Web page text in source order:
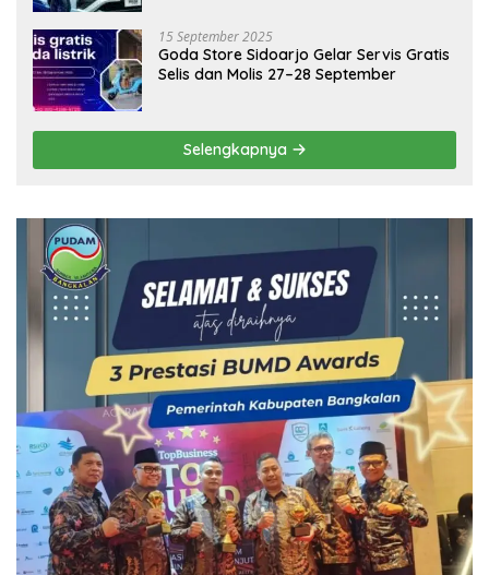
15 September 2025
Goda Store Sidoarjo Gelar Servis Gratis
Selis dan Molis 27–28 September
Selengkapnya